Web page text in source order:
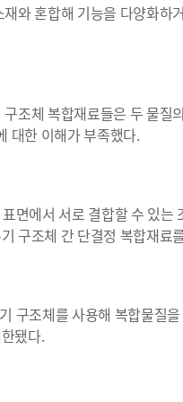
와 혼합해 기능을 다양화
조체 복합재료들은 두 물
대한 이해가 부족했다.
면에서 서로 결합할 수 있
구조체 간 단결정 복합재
구조체를 사용해 복합물질
됐다.